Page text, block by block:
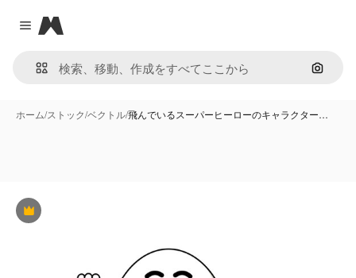
Close menu
Magnific
画像で
ホーム/ストック/ベクトル/飛んでいるスーパーヒーローのキャラクター…
Premium